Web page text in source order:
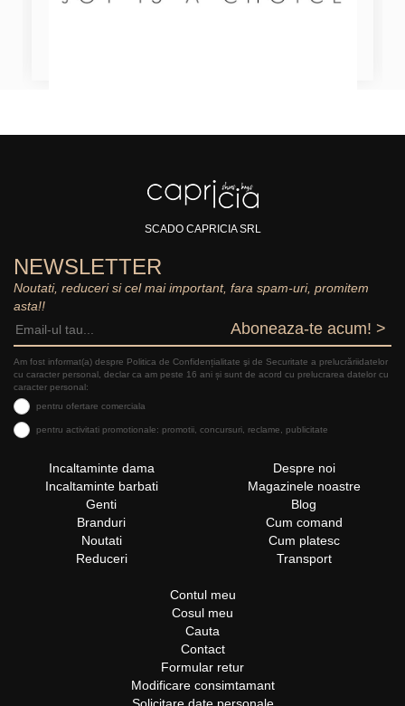
SCADO CAPRICIA SRL
NEWSLETTER
Noutati, reduceri si cel mai important, fara spam-uri, promitem
asta!!
Aboneaza-te acum! >
Am fost informat(a) despre Politica de Confidențialitate şi de Securitate a prelucrăriidatelor
cu caracter personal, declar ca am peste 16 ani și sunt de acord cu prelucrarea datelor cu
caracter personal:
pentru ofertare comerciala
pentru activitati promotionale: promotii, concursuri, reclame, publicitate
Incaltaminte dama
Incaltaminte barbati
Genti
Branduri
Noutati
Reduceri
Despre noi
Magazinele noastre
Blog
Cum comand
Cum platesc
Transport
Contul meu
Cosul meu
Cauta
Contact
Formular retur
Modificare consimtamant
Solicitare date personale